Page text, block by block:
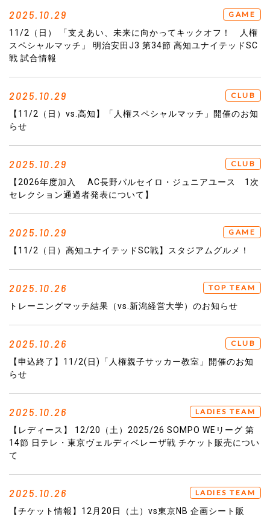
2025.10.29 GAME
11/2（日） 「支えあい、未来に向かってキックオフ！ 人権
スペシャルマッチ」 明治安田J3 第34節 高知ユナイテッドSC
戦 試合情報
2025.10.29 CLUB
【11/2（日）vs.高知】「人権スペシャルマッチ」開催のお知
らせ
2025.10.29 CLUB
【2026年度加入 AC長野パルセイロ・ジュニアユース 1次
セレクション通過者発表について】
2025.10.29 GAME
【11/2（日）高知ユナイテッドSC戦】スタジアムグルメ！
2025.10.26 TOP TEAM
トレーニングマッチ結果（vs.新潟経営大学）のお知らせ
2025.10.26 CLUB
【申込終了】11/2(日)「人権親子サッカー教室」開催のお知
らせ
2025.10.26 LADIES TEAM
【レディース】 12/20（土）2025/26 SOMPO WEリーグ 第
14節 日テレ・東京ヴェルディベレーザ戦 チケット販売につい
て
2025.10.26 LADIES TEAM
【チケット情報】12月20日（土）vs東京NB 企画シート販